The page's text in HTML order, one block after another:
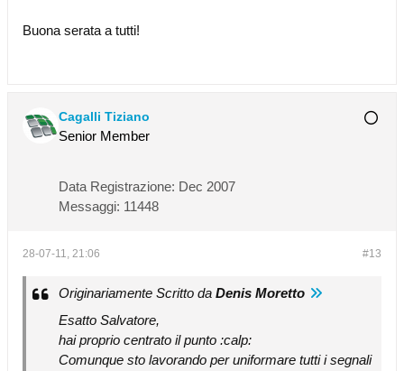
Buona serata a tutti!
Cagalli Tiziano
Senior Member
Data Registrazione: Dec 2007
Messaggi: 11448
#13
28-07-11, 21:06
Originariamente Scritto da Denis Moretto
Esatto Salvatore,
hai proprio centrato il punto :calp:
Comunque sto lavorando per uniformare tutti i segnali